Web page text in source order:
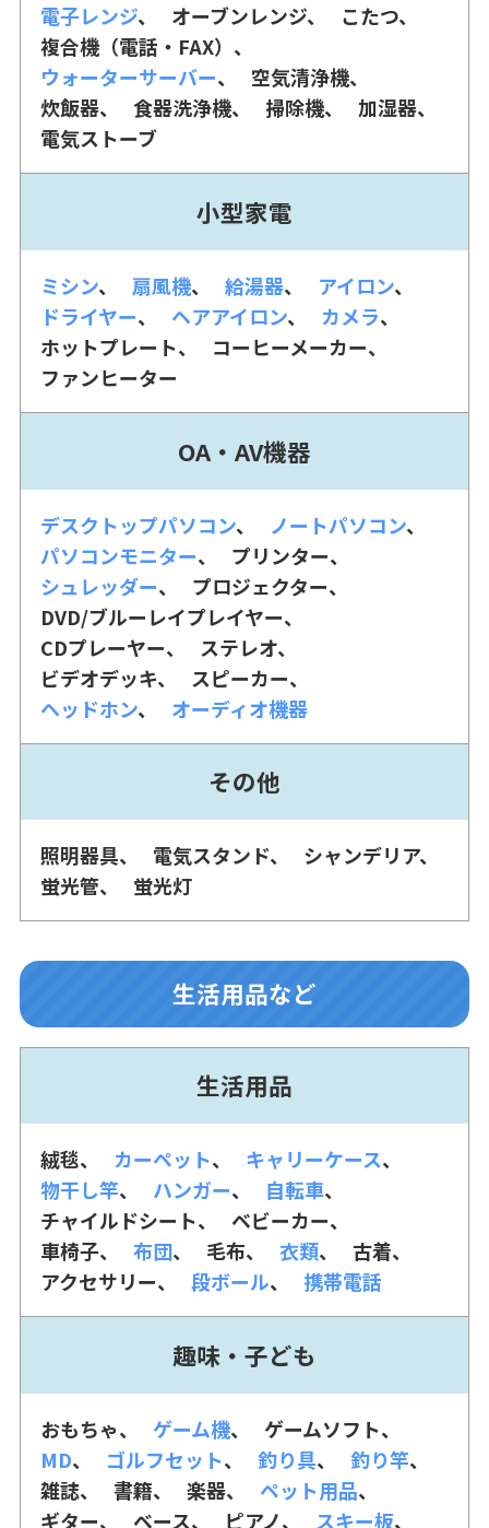
電子レンジ オーブンレンジ
こたつ
複合機（電話・FAX）
ウォーターサーバー
空気清浄機
炊飯器
食器洗浄機 掃除機
加湿器
電気ストーブ
小型家電
ミシン 扇風機 給湯器
アイロン
ドライヤー
ヘアアイロン
カメラ
ホットプレート
コーヒーメーカー
ファンヒーター
OA・AV機器
デスクトップパソコン
ノートパソコン
パソコンモニター
プリンター
シュレッダー
プロジェクター
DVD/ブルーレイプレイヤー
CDプレーヤー
ステレオ
ビデオデッキ
スピーカー
ヘッドホン
オーディオ機器
その他
照明器具 電気スタンド
シャンデリア
蛍光管
蛍光灯
生活用品など
生活用品
絨毯 カーペット
キャリーケース
物干し竿
ハンガー
自転車
チャイルドシート
ベビーカー
車椅子
布団 毛布 衣類
古着
アクセサリー
段ボール 携帯電話
趣味・子ども
おもちゃ ゲーム機
ゲームソフト
MD
ゴルフセット 釣り具
釣り竿
雑誌
書籍 楽器
ペット用品
ギター
ベース ピアノ スキー板